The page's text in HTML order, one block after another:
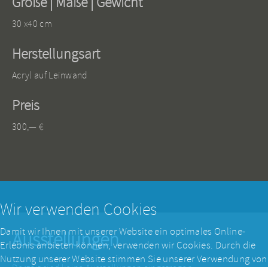
30 x40 cm
Herstellungsart
Acryl auf Leinwand
Preis
300,— €
Ausstellungen
Wir verwenden Cookies
Damit wir Ihnen mit unserer Website ein optimales Online-
Erlebnis anbieten können, verwenden wir Cookies. Durch die
Nutzung unserer Website stimmen Sie unserer Verwendung von